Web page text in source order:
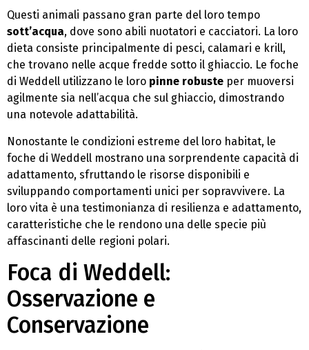
Questi animali passano gran parte del loro tempo
sott’acqua, dove sono abili nuotatori e cacciatori. La loro
dieta consiste principalmente di pesci, calamari e krill,
che trovano nelle acque fredde sotto il ghiaccio. Le foche
di Weddell utilizzano le loro pinne robuste per muoversi
agilmente sia nell’acqua che sul ghiaccio, dimostrando
una notevole adattabilità.
Nonostante le condizioni estreme del loro habitat, le
foche di Weddell mostrano una sorprendente capacità di
adattamento, sfruttando le risorse disponibili e
sviluppando comportamenti unici per sopravvivere. La
loro vita è una testimonianza di resilienza e adattamento,
caratteristiche che le rendono una delle specie più
affascinanti delle regioni polari.
Foca di Weddell:
Osservazione e
Conservazione